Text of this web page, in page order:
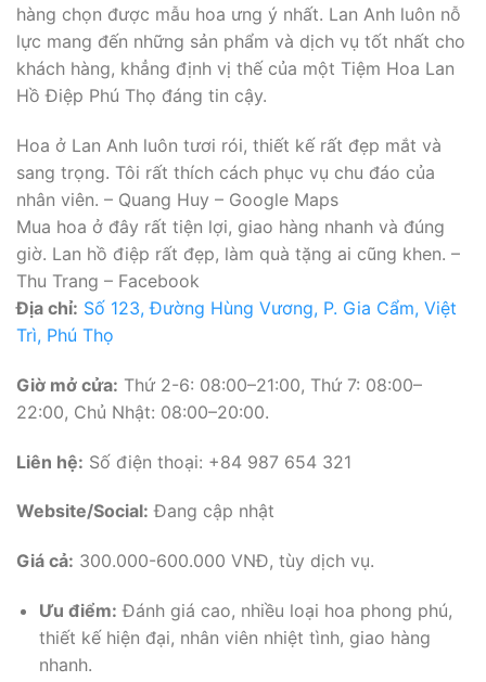
hàng chọn được mẫu hoa ưng ý nhất. Lan Anh luôn nỗ
lực mang đến những sản phẩm và dịch vụ tốt nhất cho
khách hàng, khẳng định vị thế của một Tiệm Hoa Lan
Hồ Điệp Phú Thọ đáng tin cậy.
Hoa ở Lan Anh luôn tươi rói, thiết kế rất đẹp mắt và
sang trọng. Tôi rất thích cách phục vụ chu đáo của
nhân viên. – Quang Huy – Google Maps
Mua hoa ở đây rất tiện lợi, giao hàng nhanh và đúng
giờ. Lan hồ điệp rất đẹp, làm quà tặng ai cũng khen. –
Thu Trang – Facebook
Địa chỉ: Số 123, Đường Hùng Vương, P. Gia Cẩm, Việt
Trì, Phú Thọ
Giờ mở cửa: Thứ 2-6: 08:00–21:00, Thứ 7: 08:00–
22:00, Chủ Nhật: 08:00–20:00.
Liên hệ: Số điện thoại: +84 987 654 321
Website/Social: Đang cập nhật
Giá cả: 300.000-600.000 VNĐ, tùy dịch vụ.
Ưu điểm: Đánh giá cao, nhiều loại hoa phong phú,
thiết kế hiện đại, nhân viên nhiệt tình, giao hàng
nhanh.